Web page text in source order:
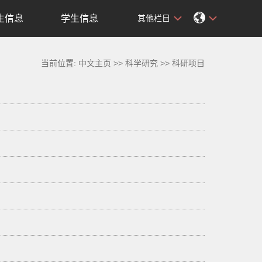
信息 学生信息 其他栏目
当前位置: 中文主页 >>科学研究 >>科研项目